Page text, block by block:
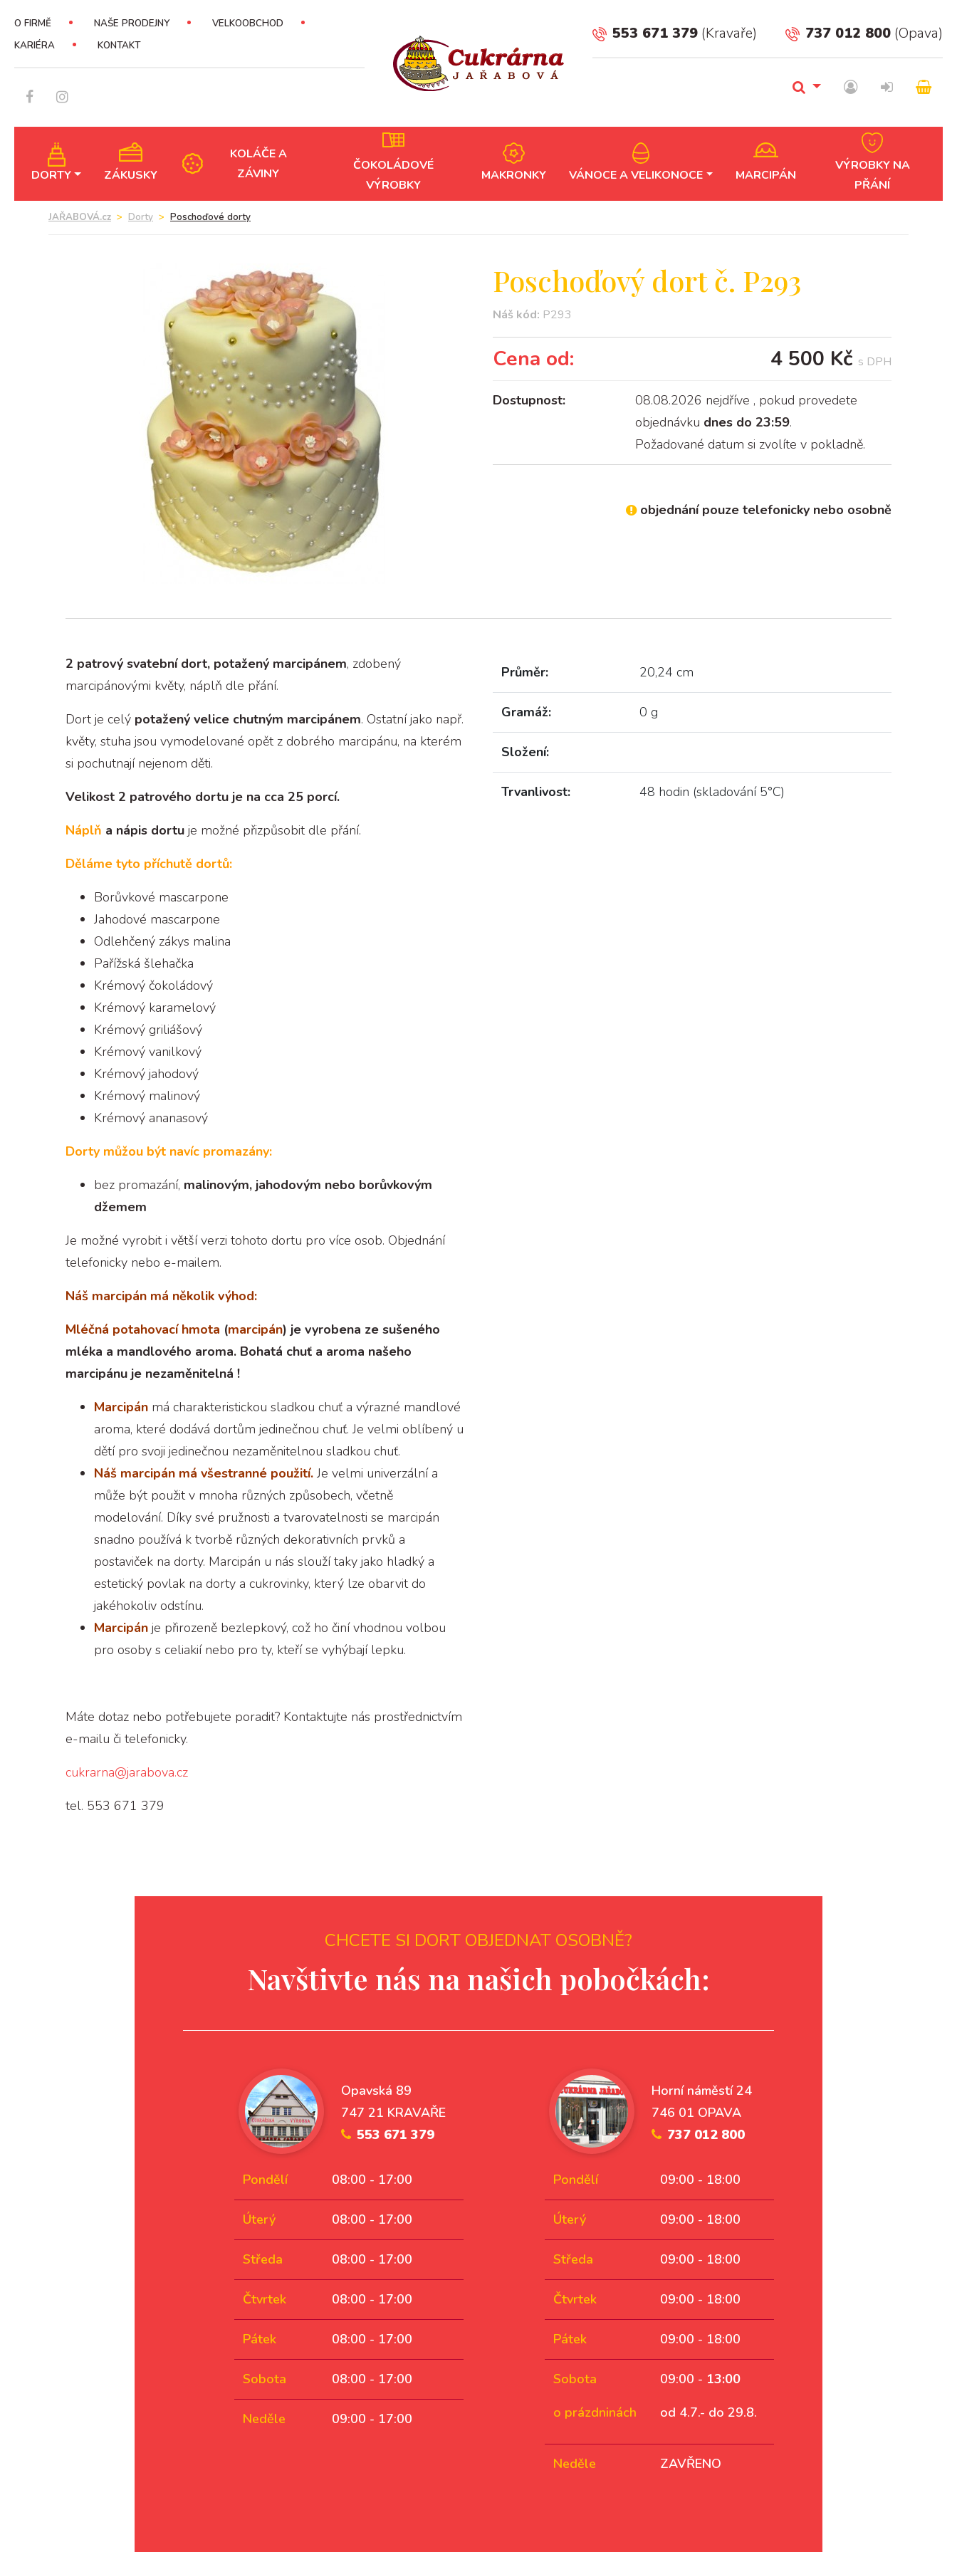
O FIRMĚ NAŠE PRODEJNY
VELKOOBCHOD
KARIÉRA
KONTAKT
553 671 379 (Kravaře) 737 012 800 (Opava)
DORTY ZÁKUSKY
KOLÁČE A
ZÁVINY
ČOKOLÁDOVÉ
VÝROBKY
MAKRONKY VÁNOCE A VELIKONOCE MARCIPÁN
VÝROBKY NA
PŘÁNÍ
JAŘABOVÁ.cz Dorty Poschoďové dorty
Poschoďový dort č. P293
Náš kód: P293
Cena od: 4 500 Kč s DPH
Dostupnost: 08.08.2026 nejdříve , pokud provedete
objednávku dnes do 23:59.
Požadované datum si zvolíte v pokladně.
objednání pouze telefonicky nebo osobně
2 patrový svatební dort, potažený marcipánem, zdobený
marcipánovými květy, náplň dle přání.
Dort je celý potažený velice chutným marcipánem. Ostatní jako např.
květy, stuha jsou vymodelované opět z dobrého marcipánu, na kterém
si pochutnají nejenom děti.
Velikost 2 patrového dortu je na cca 25 porcí.
Náplň a nápis dortu je možné přizpůsobit dle přání.
Děláme tyto příchutě dortů:
Borůvkové mascarpone
Jahodové mascarpone
Odlehčený zákys malina
Pařížská šlehačka
Krémový čokoládový
Krémový karamelový
Krémový griliášový
Krémový vanilkový
Krémový jahodový
Krémový malinový
Krémový ananasový
Dorty můžou být navíc promazány:
bez promazání, malinovým, jahodovým nebo borůvkovým
džemem
Je možné vyrobit i větší verzi tohoto dortu pro více osob. Objednání
telefonicky nebo e-mailem.
Náš marcipán má několik výhod:
Mléčná potahovací hmota (marcipán) je vyrobena ze sušeného
mléka a mandlového aroma. Bohatá chuť a aroma našeho
marcipánu je nezaměnitelná !
Marcipán má charakteristickou sladkou chuť a výrazné mandlové
aroma, které dodává dortům jedinečnou chuť. Je velmi oblíbený u
dětí pro svoji jedinečnou nezaměnitelnou sladkou chuť.
Náš marcipán má všestranné použití. Je velmi univerzální a
může být použit v mnoha různých způsobech, včetně
modelování. Díky své pružnosti a tvarovatelnosti se marcipán
snadno používá k tvorbě různých dekorativních prvků a
postaviček na dorty. Marcipán u nás slouží taky jako hladký a
estetický povlak na dorty a cukrovinky, který lze obarvit do
jakéhokoliv odstínu.
Marcipán je přirozeně bezlepkový, což ho činí vhodnou volbou
pro osoby s celiakií nebo pro ty, kteří se vyhýbají lepku.
Máte dotaz nebo potřebujete poradit? Kontaktujte nás prostřednictvím
e-mailu či telefonicky.
cukrarna@jarabova.cz
tel. 553 671 379
Průměr: 20,24 cm
Gramáž: 0 g
Složení:
Trvanlivost: 48 hodin (skladování 5°C)
CHCETE SI DORT OBJEDNAT OSOBNĚ?
Navštivte nás na našich pobočkách:
Opavská 89
747 21 KRAVAŘE
553 671 379
Pondělí 08:00 - 17:00
Úterý 08:00 - 17:00
Středa 08:00 - 17:00
Čtvrtek 08:00 - 17:00
Pátek 08:00 - 17:00
Sobota 08:00 - 17:00
Neděle 09:00 - 17:00
Horní náměstí 24
746 01 OPAVA
737 012 800
Pondělí 09:00 - 18:00
Úterý 09:00 - 18:00
Středa 09:00 - 18:00
Čtvrtek 09:00 - 18:00
Pátek 09:00 - 18:00
Sobota
o prázdninách
09:00 - 13:00
od 4.7.- do 29.8.
Neděle ZAVŘENO